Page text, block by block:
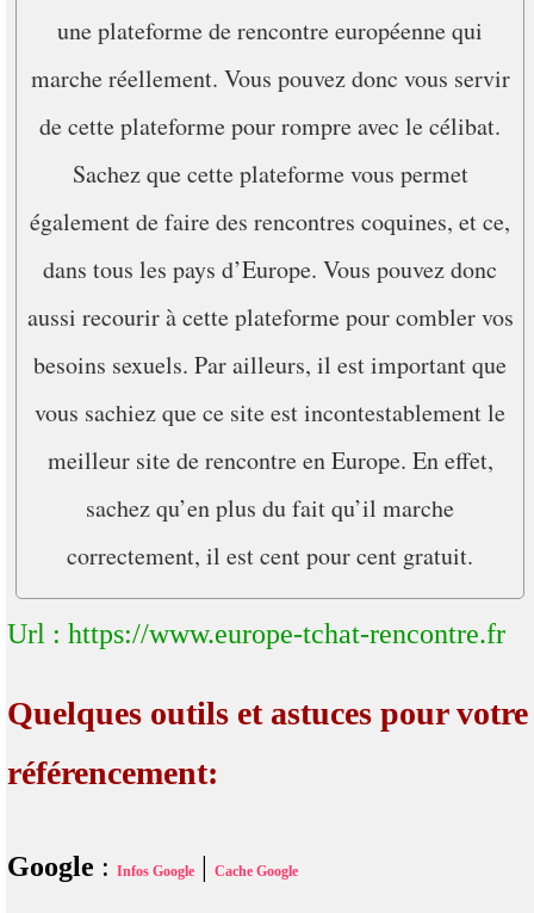
une plateforme de rencontre européenne qui
marche réellement. Vous pouvez donc vous servir
de cette plateforme pour rompre avec le célibat.
Sachez que cette plateforme vous permet
également de faire des rencontres coquines, et ce,
dans tous les pays d’Europe. Vous pouvez donc
aussi recourir à cette plateforme pour combler vos
besoins sexuels. Par ailleurs, il est important que
vous sachiez que ce site est incontestablement le
meilleur site de rencontre en Europe. En effet,
sachez qu’en plus du fait qu’il marche
correctement, il est cent pour cent gratuit.
Url : https://www.europe-tchat-rencontre.fr
Quelques outils et astuces pour votre
référencement:
Google : Infos Google | Cache Google